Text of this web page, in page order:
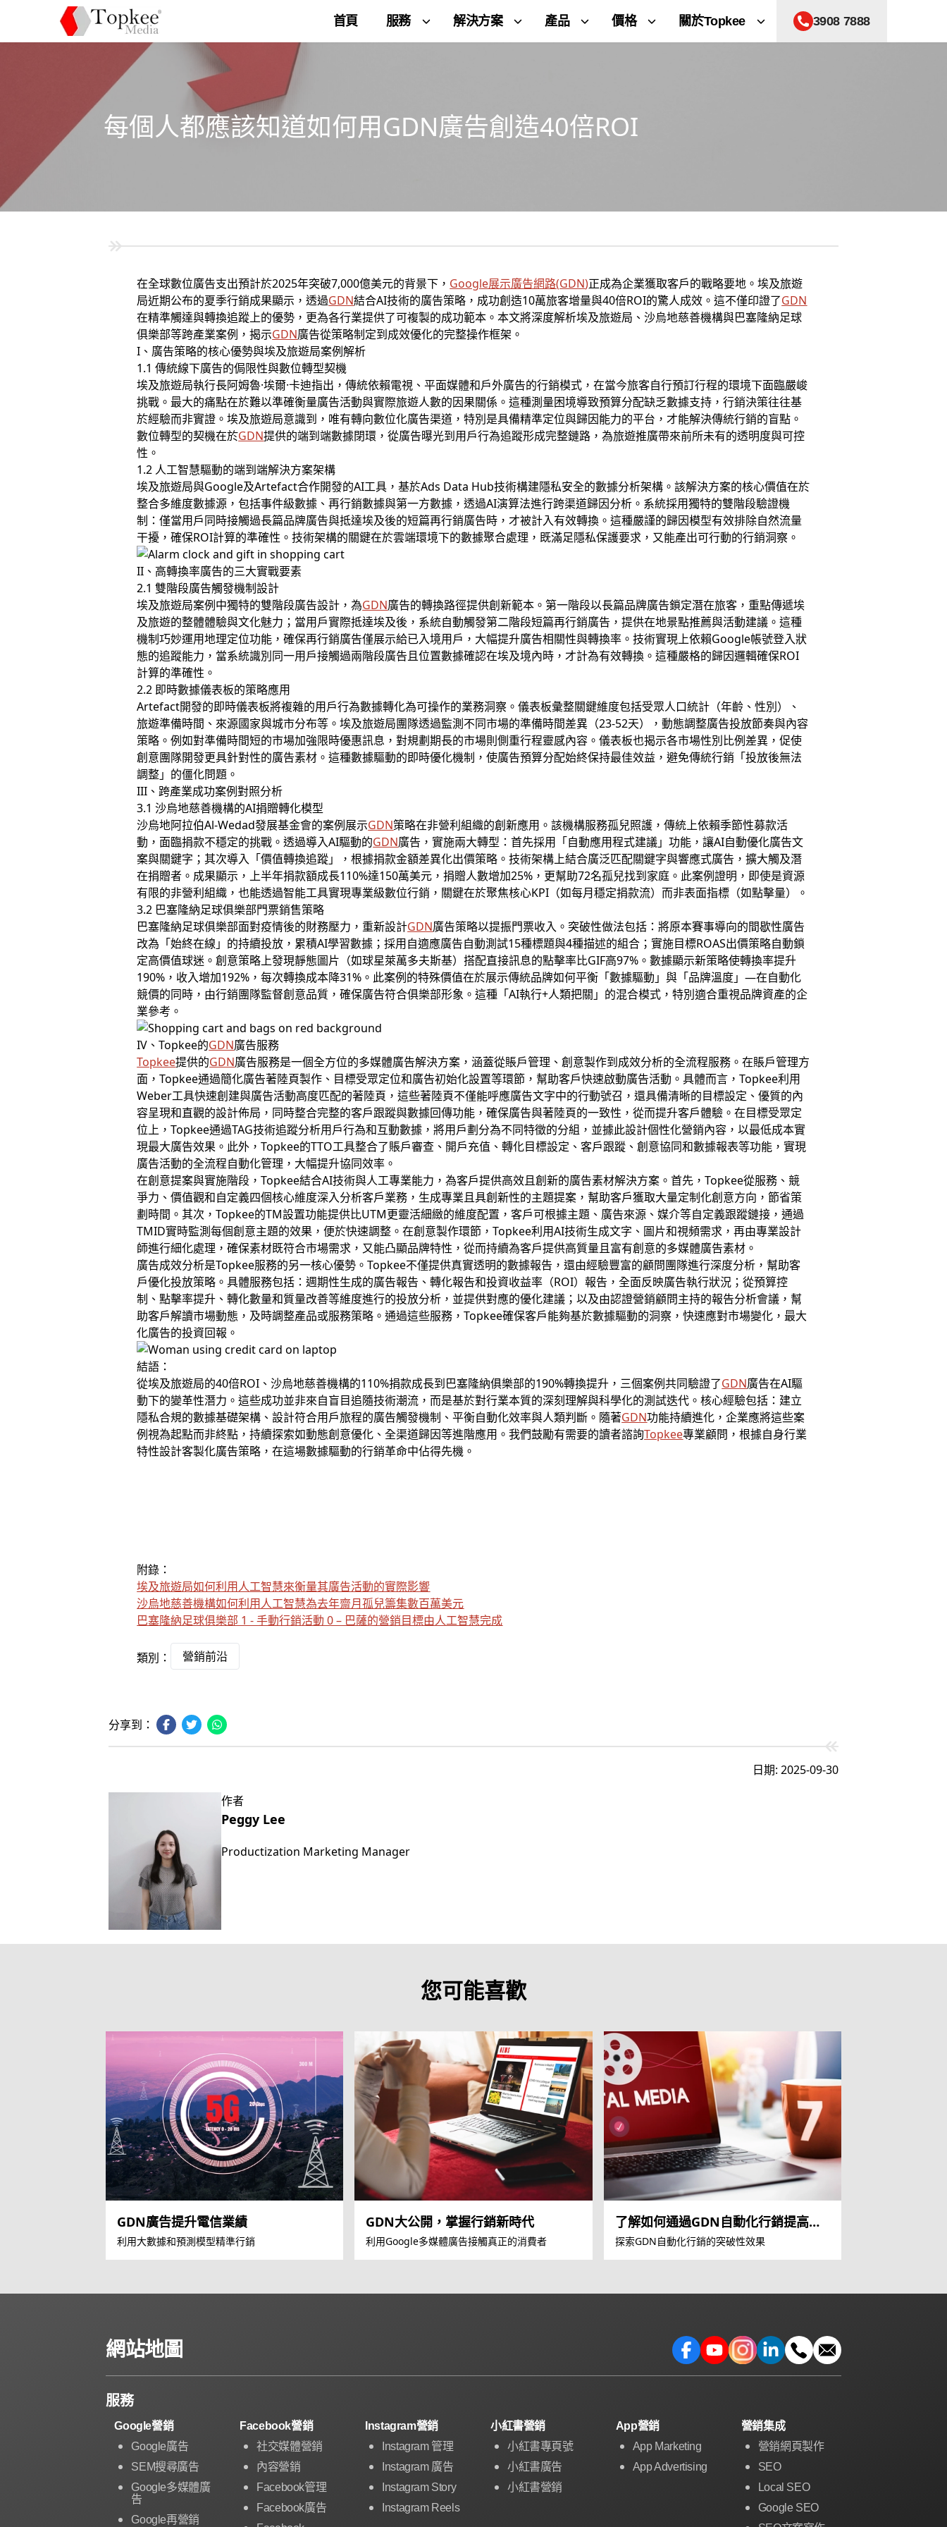
首頁 服務 解決方案 產品 價格 關於Topkee 3908 7888
每個人都應該知道如何用GDN廣告創造40倍ROI
在全球數位廣告支出預計於2025年突破7,000億美元的背景下， Google展示廣告網路(GDN)正成為企業獲取客戶的戰略要地。埃及旅遊
局近期公布的夏季行銷成果顯示，透過GDN結合AI技術的廣告策略，成功創造10萬旅客增量與40倍ROI的驚人成效。這不僅印證了GDN
在精準觸達與轉換追蹤上的優勢，更為各行業提供了可複製的成功範本。本文將深度解析埃及旅遊局、沙烏地慈善機構與巴塞隆納足球
俱樂部等跨產業案例，揭示GDN廣告從策略制定到成效優化的完整操作框架。
I、廣告策略的核心優勢與埃及旅遊局案例解析
1.1 傳統線下廣告的侷限性與數位轉型契機
埃及旅遊局執行長阿姆魯·埃爾·卡迪指出，傳統依賴電視、平面媒體和戶外廣告的行銷模式，在當今旅客自行預訂行程的環境下面臨嚴峻
挑戰。最大的痛點在於難以準確衡量廣告活動與實際旅遊人數的因果關係。這種測量困境導致預算分配缺乏數據支持，行銷決策往往基
於經驗而非實證。埃及旅遊局意識到，唯有轉向數位化廣告渠道，特別是具備精準定位與歸因能力的平台，才能解決傳統行銷的盲點。
數位轉型的契機在於GDN提供的端到端數據閉環，從廣告曝光到用戶行為追蹤形成完整鏈路，為旅遊推廣帶來前所未有的透明度與可控
性。
1.2 人工智慧驅動的端到端解決方案架構
埃及旅遊局與Google及Artefact合作開發的AI工具，基於Ads Data Hub技術構建隱私安全的數據分析架構。該解決方案的核心價值在於
整合多維度數據源，包括事件級數據、再行銷數據與第一方數據，透過AI演算法進行跨渠道歸因分析。系統採用獨特的雙階段驗證機
制：僅當用戶同時接觸過長篇品牌廣告與抵達埃及後的短篇再行銷廣告時，才被計入有效轉換。這種嚴謹的歸因模型有效排除自然流量
干擾，確保ROI計算的準確性。技術架構的關鍵在於雲端環境下的數據聚合處理，既滿足隱私保護要求，又能產出可行動的行銷洞察。
II、高轉換率廣告的三大實戰要素
2.1 雙階段廣告觸發機制設計
埃及旅遊局案例中獨特的雙階段廣告設計，為GDN廣告的轉換路徑提供創新範本。第一階段以長篇品牌廣告鎖定潛在旅客，重點傳遞埃
及旅遊的整體體驗與文化魅力；當用戶實際抵達埃及後，系統自動觸發第二階段短篇再行銷廣告，提供在地景點推薦與活動建議。這種
機制巧妙運用地理定位功能，確保再行銷廣告僅展示給已入境用戶，大幅提升廣告相關性與轉換率。技術實現上依賴Google帳號登入狀
態的追蹤能力，當系統識別同一用戶接觸過兩階段廣告且位置數據確認在埃及境內時，才計為有效轉換。這種嚴格的歸因邏輯確保ROI
計算的準確性。
2.2 即時數據儀表板的策略應用
Artefact開發的即時儀表板將複雜的用戶行為數據轉化為可操作的業務洞察。儀表板彙整關鍵維度包括受眾人口統計（年齡、性別）、
旅遊準備時間、來源國家與城市分布等。埃及旅遊局團隊透過監測不同市場的準備時間差異（23-52天），動態調整廣告投放節奏與內容
策略。例如對準備時間短的市場加強限時優惠訊息，對規劃期長的市場則側重行程靈感內容。儀表板也揭示各市場性別比例差異，促使
創意團隊開發更具針對性的廣告素材。這種數據驅動的即時優化機制，使廣告預算分配始終保持最佳效益，避免傳統行銷「投放後無法
調整」的僵化問題。
III、跨產業成功案例對照分析
3.1 沙烏地慈善機構的AI捐贈轉化模型
沙烏地阿拉伯Al-Wedad發展基金會的案例展示GDN策略在非營利組織的創新應用。該機構服務孤兒照護，傳統上依賴季節性募款活
動，面臨捐款不穩定的挑戰。透過導入AI驅動的GDN廣告，實施兩大轉型：首先採用「自動應用程式建議」功能，讓AI自動優化廣告文
案與關鍵字；其次導入「價值轉換追蹤」，根據捐款金額差異化出價策略。技術架構上結合廣泛匹配關鍵字與響應式廣告，擴大觸及潛
在捐贈者。成果顯示，上半年捐款額成長110%達150萬美元，捐贈人數增加25%，更幫助72名孤兒找到家庭。此案例證明，即使是資源
有限的非營利組織，也能透過智能工具實現專業級數位行銷，關鍵在於聚焦核心KPI（如每月穩定捐款流）而非表面指標（如點擊量）。
3.2 巴塞隆納足球俱樂部門票銷售策略
巴塞隆納足球俱樂部面對疫情後的財務壓力，重新設計GDN廣告策略以提振門票收入。突破性做法包括：將原本賽事導向的間歇性廣告
改為「始終在線」的持續投放，累積AI學習數據；採用自適應廣告自動測試15種標題與4種描述的組合；實施目標ROAS出價策略自動鎖
定高價值球迷。創意策略上發現靜態圖片（如球星萊萬多夫斯基）搭配直接訊息的點擊率比GIF高97%。數據顯示新策略使轉換率提升
190%，收入增加192%，每次轉換成本降31%。此案例的特殊價值在於展示傳統品牌如何平衡「數據驅動」與「品牌溫度」—在自動化
競價的同時，由行銷團隊監督創意品質，確保廣告符合俱樂部形象。這種「AI執行+人類把關」的混合模式，特別適合重視品牌資產的企
業參考。
IV、Topkee的GDN廣告服務
Topkee提供的GDN廣告服務是一個全方位的多媒體廣告解決方案，涵蓋從賬戶管理、創意製作到成效分析的全流程服務。在賬戶管理方
面，Topkee通過簡化廣告著陸頁製作、目標受眾定位和廣告初始化設置等環節，幫助客戶快速啟動廣告活動。具體而言，Topkee利用
Weber工具快速創建與廣告活動高度匹配的著陸頁，這些著陸頁不僅能呼應廣告文字中的行動號召，還具備清晰的目標設定、優質的內
容呈現和直觀的設計佈局，同時整合完整的客戶跟蹤與數據回傳功能，確保廣告與著陸頁的一致性，從而提升客戶體驗。在目標受眾定
位上，Topkee通過TAG技術追蹤分析用戶行為和互動數據，將用戶劃分為不同特徵的分組，並據此設計個性化營銷內容，以最低成本實
現最大廣告效果。此外，Topkee的TTO工具整合了賬戶審查、開戶充值、轉化目標設定、客戶跟蹤、創意協同和數據報表等功能，實現
廣告活動的全流程自動化管理，大幅提升協同效率。
在創意提案與實施階段，Topkee結合AI技術與人工專業能力，為客戶提供高效且創新的廣告素材解決方案。首先，Topkee從服務、競
爭力、價值觀和自定義四個核心維度深入分析客戶業務，生成專業且具創新性的主題提案，幫助客戶獲取大量定制化創意方向，節省策
劃時間。其次，Topkee的TM設置功能提供比UTM更靈活細緻的維度配置，客戶可根據主題、廣告來源、媒介等自定義跟蹤鏈接，通過
TMID實時監測每個創意主題的效果，便於快速調整。在創意製作環節，Topkee利用AI技術生成文字、圖片和視頻需求，再由專業設計
師進行細化處理，確保素材既符合市場需求，又能凸顯品牌特性，從而持續為客戶提供高質量且富有創意的多媒體廣告素材。
廣告成效分析是Topkee服務的另一核心優勢。Topkee不僅提供真實透明的數據報告，還由經驗豐富的顧問團隊進行深度分析，幫助客
戶優化投放策略。具體服務包括：週期性生成的廣告報告、轉化報告和投資收益率（ROI）報告，全面反映廣告執行狀況；從預算控
制、點擊率提升、轉化數量和質量改善等維度進行的投放分析，並提供對應的優化建議；以及由認證營銷顧問主持的報告分析會議，幫
助客戶解讀市場動態，及時調整產品或服務策略。通過這些服務，Topkee確保客戶能夠基於數據驅動的洞察，快速應對市場變化，最大
化廣告的投資回報。
結語：
從埃及旅遊局的40倍ROI、沙烏地慈善機構的110%捐款成長到巴塞隆納俱樂部的190%轉換提升，三個案例共同驗證了GDN廣告在AI驅
動下的變革性潛力。這些成功並非來自盲目追隨技術潮流，而是基於對行業本質的深刻理解與科學化的測試迭代。核心經驗包括：建立
隱私合規的數據基礎架構、設計符合用戶旅程的廣告觸發機制、平衡自動化效率與人類判斷。隨著GDN功能持續進化，企業應將這些案
例視為起點而非終點，持續探索如動態創意優化、全渠道歸因等進階應用。我們鼓勵有需要的讀者諮詢Topkee專業顧問，根據自身行業
特性設計客製化廣告策略，在這場數據驅動的行銷革命中佔得先機。
附錄：
埃及旅遊局如何利用人工智慧來衡量其廣告活動的實際影響
沙烏地慈善機構如何利用人工智慧為去年齋月孤兒籌集數百萬美元
巴塞隆納足球俱樂部 1 - 手動行銷活動 0 – 巴薩的營銷目標由人工智慧完成
類別： 營銷前沿
分享到：
日期: 2025-09-30
作者
Peggy Lee
Productization Marketing Manager
您可能喜歡
GDN廣告提升電信業績
利用大數據和預測模型精準行銷
GDN大公開，掌握行銷新時代
利用Google多媒體廣告接觸真正的消費者
了解如何通過GDN自動化行銷提高效
能
探索GDN自動化行銷的突破性效果
網站地圖
服務
Google營銷
Google廣告
SEM搜尋廣告
Google多媒體廣
告
Google再營銷
Facebook營銷
社交媒體營銷
內容營銷
Facebook管理
Facebook廣告
Instagram營銷
Instagram 管理
Instagram 廣告
Instagram Story
Instagram Reels
小紅書營銷
小紅書專頁號
小紅書廣告
小紅書營銷
App營銷
App Marketing
App Advertising
營銷集成
營銷網頁製作
SEO
Local SEO
Google SEO